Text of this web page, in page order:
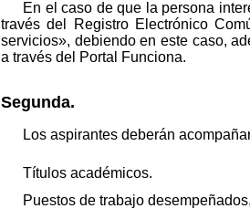
En el caso de que la persona
través del Registro Electrónico
servicios», debiendo en este caso,
a través del Portal Funciona.
Segunda.
Los aspirantes deberán
Títulos académicos.
Puestos de trabajo